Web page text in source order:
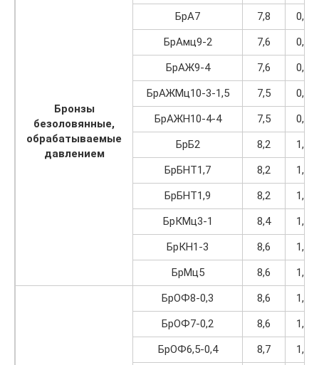
Бронзы
безоловянные,
обрабатываемые
давлением
БрА7
7,8
0,99
БрАмц9-2
7,6
0,97
БрАЖ9-4
7,6
0,97
БрАЖМц10-3-1,5
7,5
0,95
БрАЖН10-4-4
7,5
0,95
БрБ2
8,2
1,04
БрБНТ1,7
8,2
1,04
БрБНТ1,9
8,2
1,04
БрКМц3-1
8,4
1,07
БрКН1-3
8,6
1,09
БрМц5
8,6 1,09
БрОФ8-0,3 8,6
1,09
БрОФ7-0,2
8,6
1,09
БрОФ6,5-0,4
8,7
1,11